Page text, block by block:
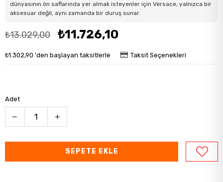
dünyasının ön saflarında yer almak isteyenler için Versace, yalnızca bir
aksesuar değil, aynı zamanda bir duruş sunar.
₺13.029,00 ₺11.726,10
₺1.302,90 'den başlayan taksitlerle Taksit Seçenekleri
Adet